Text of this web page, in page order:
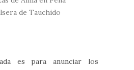
de Tauchido
es para anunciar los